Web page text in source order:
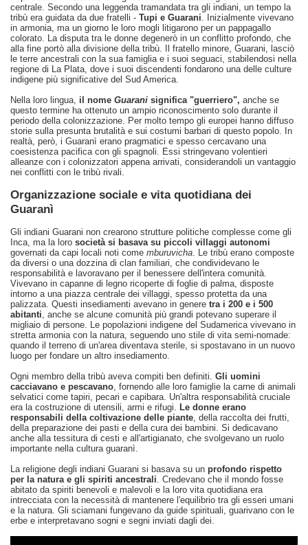
centrale. Secondo una leggenda tramandata tra gli indiani, un tempo la
tribù era guidata da due fratelli - Tupi e Guarani. Inizialmente vivevano
in armonia, ma un giorno le loro mogli litigarono per un pappagallo
colorato. La disputa tra le donne degenerò in un conflitto profondo, che
alla fine portò alla divisione della tribù. Il fratello minore, Guarani, lasciò
le terre ancestrali con la sua famiglia e i suoi seguaci, stabilendosi nella
regione di La Plata, dove i suoi discendenti fondarono una delle culture
indigene più significative del Sud America.
Nella loro lingua, il nome Guarani significa "guerriero", anche se
questo termine ha ottenuto un ampio riconoscimento solo durante il
periodo della colonizzazione. Per molto tempo gli europei hanno diffuso
storie sulla presunta brutalità e sui costumi barbari di questo popolo. In
realtà, però, i Guaranì erano pragmatici e spesso cercavano una
coesistenza pacifica con gli spagnoli. Essi stringevano volentieri
alleanze con i colonizzatori appena arrivati, considerandoli un vantaggio
nei conflitti con le tribù rivali.
Organizzazione sociale e vita quotidiana dei
Guaranì
Gli indiani Guarani non crearono strutture politiche complesse come gli
Inca, ma la loro società si basava su piccoli villaggi autonomi
governati da capi locali noti come mburuvicha. Le tribù erano composte
da diversi o una dozzina di clan familiari, che condividevano le
responsabilità e lavoravano per il benessere dell'intera comunità.
Vivevano in capanne di legno ricoperte di foglie di palma, disposte
intorno a una piazza centrale dei villaggi, spesso protetta da una
palizzata. Questi insediamenti avevano in genere tra i 200 e i 500
abitanti, anche se alcune comunità più grandi potevano superare il
migliaio di persone. Le popolazioni indigene del Sudamerica vivevano in
stretta armonia con la natura, seguendo uno stile di vita semi-nomade:
quando il terreno di un'area diventava sterile, si spostavano in un nuovo
luogo per fondare un altro insediamento.
Ogni membro della tribù aveva compiti ben definiti. Gli uomini
cacciavano e pescavano, fornendo alle loro famiglie la carne di animali
selvatici come tapiri, pecari e capibara. Un'altra responsabilità cruciale
era la costruzione di utensili, armi e rifugi. Le donne erano
responsabili della coltivazione delle piante, della raccolta dei frutti,
della preparazione dei pasti e della cura dei bambini. Si dedicavano
anche alla tessitura di cesti e all'artigianato, che svolgevano un ruolo
importante nella cultura guaranì.
La religione degli indiani Guarani si basava su un profondo rispetto
per la natura e gli spiriti ancestrali. Credevano che il mondo fosse
abitato da spiriti benevoli e malevoli e la loro vita quotidiana era
intrecciata con la necessità di mantenere l'equilibrio tra gli esseri umani
e la natura. Gli sciamani fungevano da guide spirituali, guarivano con le
erbe e interpretavano sogni e segni inviati dagli dei.